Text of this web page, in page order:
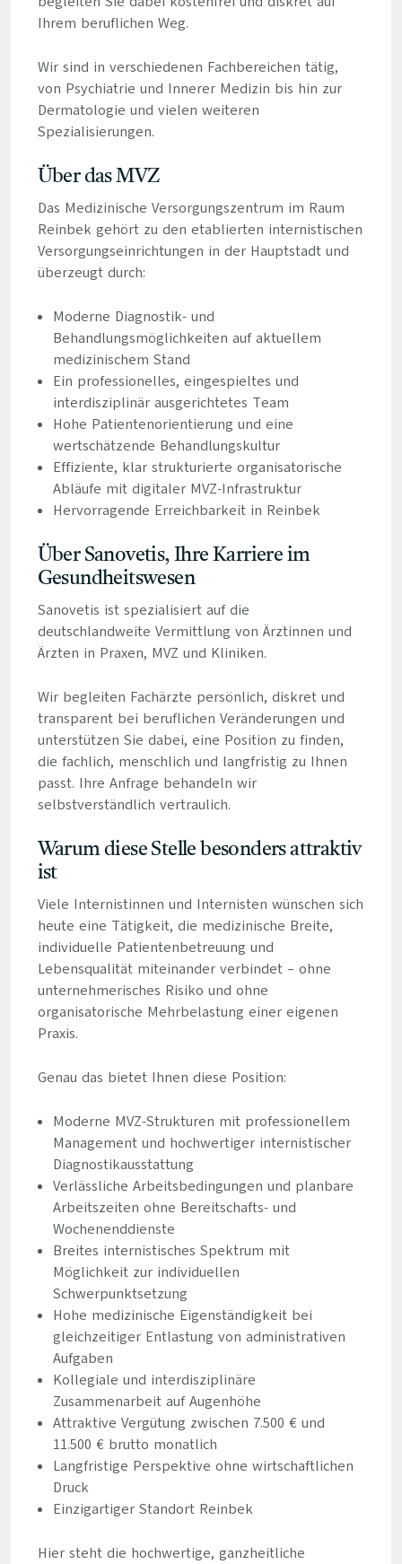
Ihrem beruflichen Weg.
Wir sind in verschiedenen Fachbereichen tätig,
von Psychiatrie und Innerer Medizin bis hin zur
Dermatologie und vielen weiteren
Spezialisierungen.
Über das MVZ
Das Medizinische Versorgungszentrum im Raum
Reinbek gehört zu den etablierten internistischen
Versorgungseinrichtungen in der Hauptstadt und
überzeugt durch:
Moderne Diagnostik- und
Behandlungsmöglichkeiten auf aktuellem
medizinischem Stand
Ein professionelles, eingespieltes und
interdisziplinär ausgerichtetes Team
Hohe Patientenorientierung und eine
wertschätzende Behandlungskultur
Effiziente, klar strukturierte organisatorische
Abläufe mit digitaler MVZ-Infrastruktur
Hervorragende Erreichbarkeit in Reinbek
Über Sanovetis, Ihre Karriere im
Gesundheitswesen
Sanovetis ist spezialisiert auf die
deutschlandweite Vermittlung von Ärztinnen und
Ärzten in Praxen, MVZ und Kliniken.
Wir begleiten Fachärzte persönlich, diskret und
transparent bei beruflichen Veränderungen und
unterstützen Sie dabei, eine Position zu finden,
die fachlich, menschlich und langfristig zu Ihnen
passt. Ihre Anfrage behandeln wir
selbstverständlich vertraulich.
Warum diese Stelle besonders attraktiv
ist
Viele Internistinnen und Internisten wünschen sich
heute eine Tätigkeit, die medizinische Breite,
individuelle Patientenbetreuung und
Lebensqualität miteinander verbindet – ohne
unternehmerisches Risiko und ohne
organisatorische Mehrbelastung einer eigenen
Praxis.
Genau das bietet Ihnen diese Position:
Moderne MVZ-Strukturen mit professionellem
Management und hochwertiger internistischer
Diagnostikausstattung
Verlässliche Arbeitsbedingungen und planbare
Arbeitszeiten ohne Bereitschafts- und
Wochenenddienste
Breites internistisches Spektrum mit
Möglichkeit zur individuellen
Schwerpunktsetzung
Hohe medizinische Eigenständigkeit bei
gleichzeitiger Entlastung von administrativen
Aufgaben
Kollegiale und interdisziplinäre
Zusammenarbeit auf Augenhöhe
Attraktive Vergütung zwischen 7.500 € und
11.500 € brutto monatlich
Langfristige Perspektive ohne wirtschaftlichen
Druck
Einzigartiger Standort Reinbek
Hier steht die hochwertige, ganzheitliche